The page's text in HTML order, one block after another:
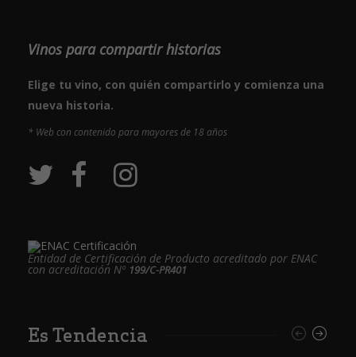
Vinos para compartir historias
Elige tu vino, con quién compartirlo y comienza una
nueva historia.
* Web con contenido para mayores de 18 años
Entidad de Certificación de Producto acreditado por ENAC
con acreditación Nº 199/C-PR401
Es Tendencia